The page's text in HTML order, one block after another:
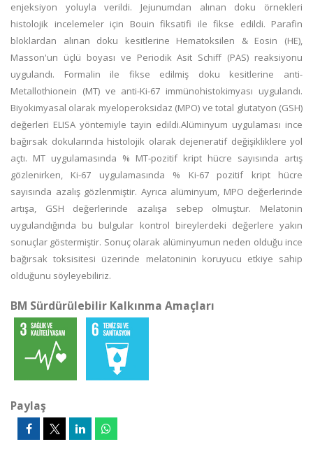
enjeksiyon yoluyla verildi. Jejunumdan alınan doku örnekleri
histolojik incelemeler için Bouin fiksatifi ile fikse edildi. Parafin
bloklardan alınan doku kesitlerine Hematoksilen & Eosin (HE),
Masson'un üçlü boyası ve Periodik Asit Schiff (PAS) reaksiyonu
uygulandı. Formalin ile fikse edilmiş doku kesitlerine anti-
Metallothionein (MT) ve anti-Ki-67 immünohistokimyası uygulandı.
Biyokimyasal olarak myeloperoksidaz (MPO) ve total glutatyon (GSH)
değerleri ELISA yöntemiyle tayin edildi.Alüminyum uygulaması ince
bağırsak dokularında histolojik olarak dejeneratif değişikliklere yol
açtı. MT uygulamasında % MT-pozitif kript hücre sayısında artış
gözlenirken, Ki-67 uygulamasında % Ki-67 pozitif kript hücre
sayısında azalış gözlenmiştir. Ayrıca alüminyum, MPO değerlerinde
artışa, GSH değerlerinde azalışa sebep olmuştur. Melatonin
uygulandığında bu bulgular kontrol bireylerdeki değerlere yakın
sonuçlar göstermiştir. Sonuç olarak alüminyumun neden olduğu ince
bağırsak toksisitesi üzerinde melatoninin koruyucu etkiye sahip
olduğunu söyleyebiliriz.
BM Sürdürülebilir Kalkınma Amaçları
Paylaş